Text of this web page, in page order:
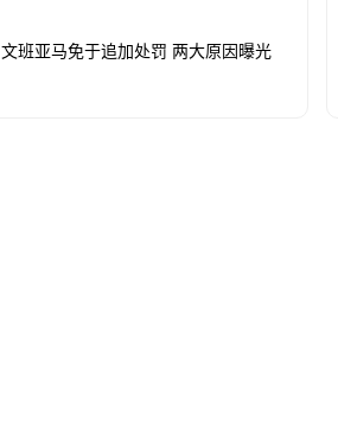
班亚马免于追加处罚 两大原因曝光